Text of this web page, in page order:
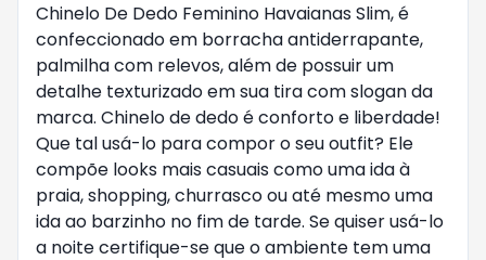
Chinelo De Dedo Feminino Havaianas Slim, é
confeccionado em borracha antiderrapante,
palmilha com relevos, além de possuir um
detalhe texturizado em sua tira com slogan da
marca. Chinelo de dedo é conforto e liberdade!
Que tal usá-lo para compor o seu outfit? Ele
compõe looks mais casuais como uma ida à
praia, shopping, churrasco ou até mesmo uma
ida ao barzinho no fim de tarde. Se quiser usá-lo
a noite certifique-se que o ambiente tem uma